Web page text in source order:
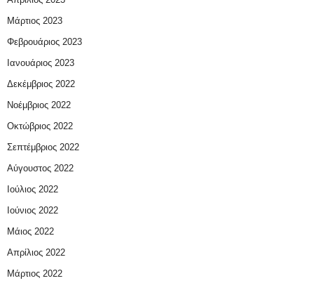
Μάρτιος 2023
Φεβρουάριος 2023
Ιανουάριος 2023
Δεκέμβριος 2022
Νοέμβριος 2022
Οκτώβριος 2022
Σεπτέμβριος 2022
Αύγουστος 2022
Ιούλιος 2022
Ιούνιος 2022
Μάιος 2022
Απρίλιος 2022
Μάρτιος 2022